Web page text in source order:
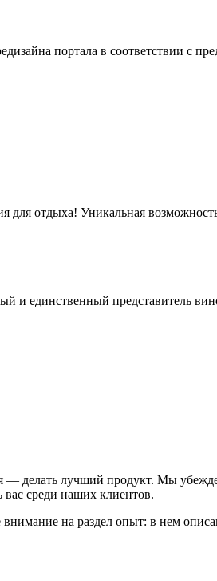
портала в соответствии с
отдыха! Уникальная
единственный представитель
— делать лучший продукт. Мы
вас среди наших клиентов.
на раздел опыт: в нем